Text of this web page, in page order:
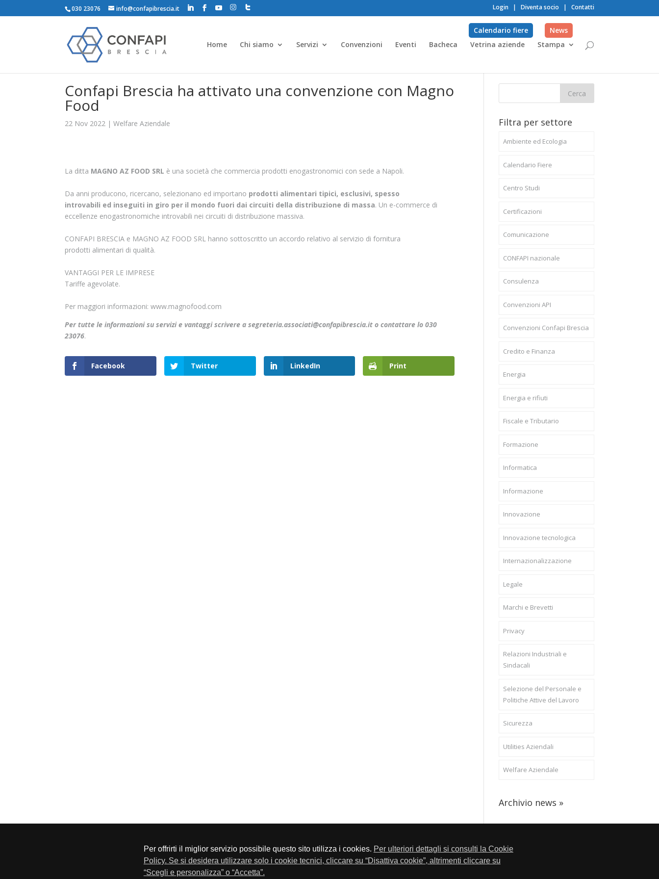
Per offrirti il miglior servizio possibile questo sito utilizza i cookies. Per ulteriori dettagli si consulti la Cookie
Policy. Se si desidera utilizzare solo i cookie tecnici, cliccare su “Disattiva cookie”, altrimenti cliccare su
“Scegli e personalizza” o “Accetta”.
030 23076 info@confapibrescia.it Login | Diventa socio | Contatti
Home Chi siamo Servizi Convenzioni Eventi Bacheca Vetrina aziende Stampa
Calendario fiere News
Confapi Brescia ha attivato una convenzione con Magno
Food
22 Nov 2022 | Welfare Aziendale
La ditta MAGNO AZ FOOD SRL è una società che commercia prodotti enogastronomici con sede a Napoli.
Da anni producono, ricercano, selezionano ed importano prodotti alimentari tipici, esclusivi, spesso
introvabili ed inseguiti in giro per il mondo fuori dai circuiti della distribuzione di massa. Un e-commerce di
eccellenze enogastronomiche introvabili nei circuiti di distribuzione massiva.
CONFAPI BRESCIA e MAGNO AZ FOOD SRL hanno sottoscritto un accordo relativo al servizio di fornitura
prodotti alimentari di qualità.
VANTAGGI PER LE IMPRESE
Tariffe agevolate.
Per maggiori informazioni: www.magnofood.com
Per tutte le informazioni su servizi e vantaggi scrivere a segreteria.associati@confapibrescia.it o contattare lo 030
23076.
Facebook Twitter LinkedIn Print
Filtra per settore
Ambiente ed Ecologia
Calendario Fiere
Centro Studi
Certificazioni
Comunicazione
CONFAPI nazionale
Consulenza
Convenzioni API
Convenzioni Confapi Brescia
Credito e Finanza
Energia
Energia e rifiuti
Fiscale e Tributario
Formazione
Informatica
Informazione
Innovazione
Innovazione tecnologica
Internazionalizzazione
Legale
Marchi e Brevetti
Privacy
Relazioni Industriali e
Sindacali
Selezione del Personale e
Politiche Attive del Lavoro
Sicurezza
Utilities Aziendali
Welfare Aziendale
Archivio news »
Via F.Lippi, 30 25134 Brescia P.Iva 01548020179 - Telefono 030-23076 - Fax 030-2304108